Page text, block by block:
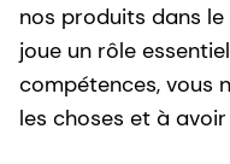
nos produits dans
joue un rôle
compétences, vous
les choses et à